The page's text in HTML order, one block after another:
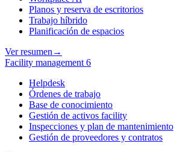
Planos y reserva de escritorios
Trabajo híbrido
Planificación de espacios
Ver resumen →
Facility management 6
Helpdesk
Órdenes de trabajo
Base de conocimiento
Gestión de activos facility
Inspecciones y plan de mantenimiento
Gestión de proveedores y contratos